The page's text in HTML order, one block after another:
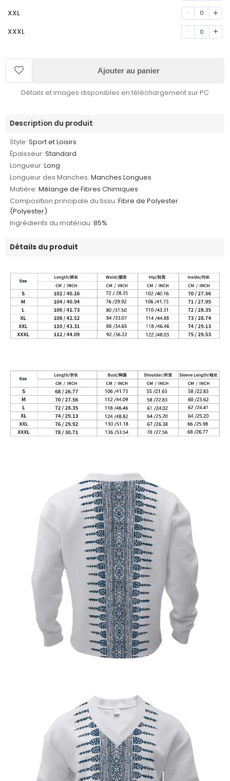
XXL 0
XXXL 0
Ajouter au panier
Détails et images disponibles en téléchargement sur PC
Description du produit
Style: Sport et Loisirs
Épaisseur: Standard
Longueur: Long
Longueur des Manches: Manches Longues
Matière: Mélange de Fibres Chimiques
Composition principale du tissu: Fibre de Polyester
(Polyester)
Ingrédients du matériau: 85%
Détails du produit